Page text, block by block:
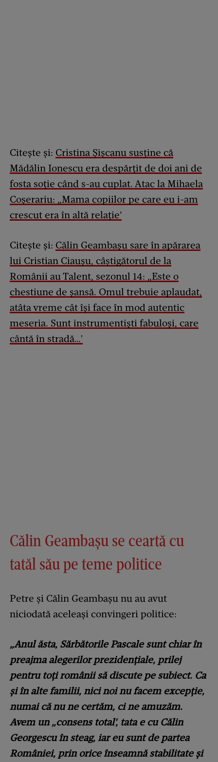
Citește și: Cristina Șișcanu susține că
Mădălin Ionescu era despărțit de doi ani de
fosta soție când s-au cuplat. Atac la Mihaela
Coșerariu: „Mama copiilor pe care eu i-am
crescut era în altă relație’
Citește și: Călin Geambașu sare în apărarea
lui Cristian Ciaușu, câștigătorul de la
Românii au Talent, sezonul 14: „Este o
chestiune de șansă. Omul trebuie aplaudat,
atâta vreme cât își face în mod autentic
meseria. Sunt instrumentiști fabuloși, care
cântă în stradă…'
Călin Geambașu se ceartă cu
tatăl său pe teme politice
Petre și Călin Geambașu nu au avut
niciodată aceleași convingeri politice:
„Anul ăsta, Sărbătorile Pascale sunt chiar în
preajma alegerilor prezidențiale, prilej
pentru toți românii să discute pe subiect. Ca
și în alte familii, nici noi nu facem excepție,
numai că nu ne certăm, ci ne amuzăm.
Avem un „consens total', tata e cu Călin
Georgescu în steag, iar eu sunt de partea
României, prin orice înseamnă stabilitate și